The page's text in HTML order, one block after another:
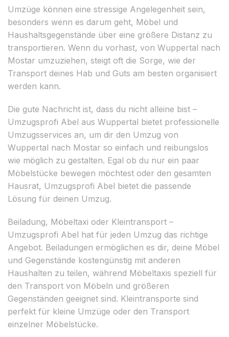
Umzüge können eine stressige Angelegenheit sein,
besonders wenn es darum geht, Möbel und
Haushaltsgegenstände über eine größere Distanz zu
transportieren. Wenn du vorhast, von Wuppertal nach
Mostar umzuziehen, steigt oft die Sorge, wie der
Transport deines Hab und Guts am besten organisiert
werden kann.
Die gute Nachricht ist, dass du nicht alleine bist –
Umzugsprofi Abel aus Wuppertal bietet professionelle
Umzugsservices an, um dir den Umzug von
Wuppertal nach Mostar so einfach und reibungslos
wie möglich zu gestalten. Egal ob du nur ein paar
Möbelstücke bewegen möchtest oder den gesamten
Hausrat, Umzugsprofi Abel bietet die passende
Lösung für deinen Umzug.
Beiladung, Möbeltaxi oder Kleintransport –
Umzugsprofi Abel hat für jeden Umzug das richtige
Angebot. Beiladungen ermöglichen es dir, deine Möbel
und Gegenstände kostengünstig mit anderen
Haushalten zu teilen, während Möbeltaxis speziell für
den Transport von Möbeln und größeren
Gegenständen geeignet sind. Kleintransporte sind
perfekt für kleine Umzüge oder den Transport
einzelner Möbelstücke.